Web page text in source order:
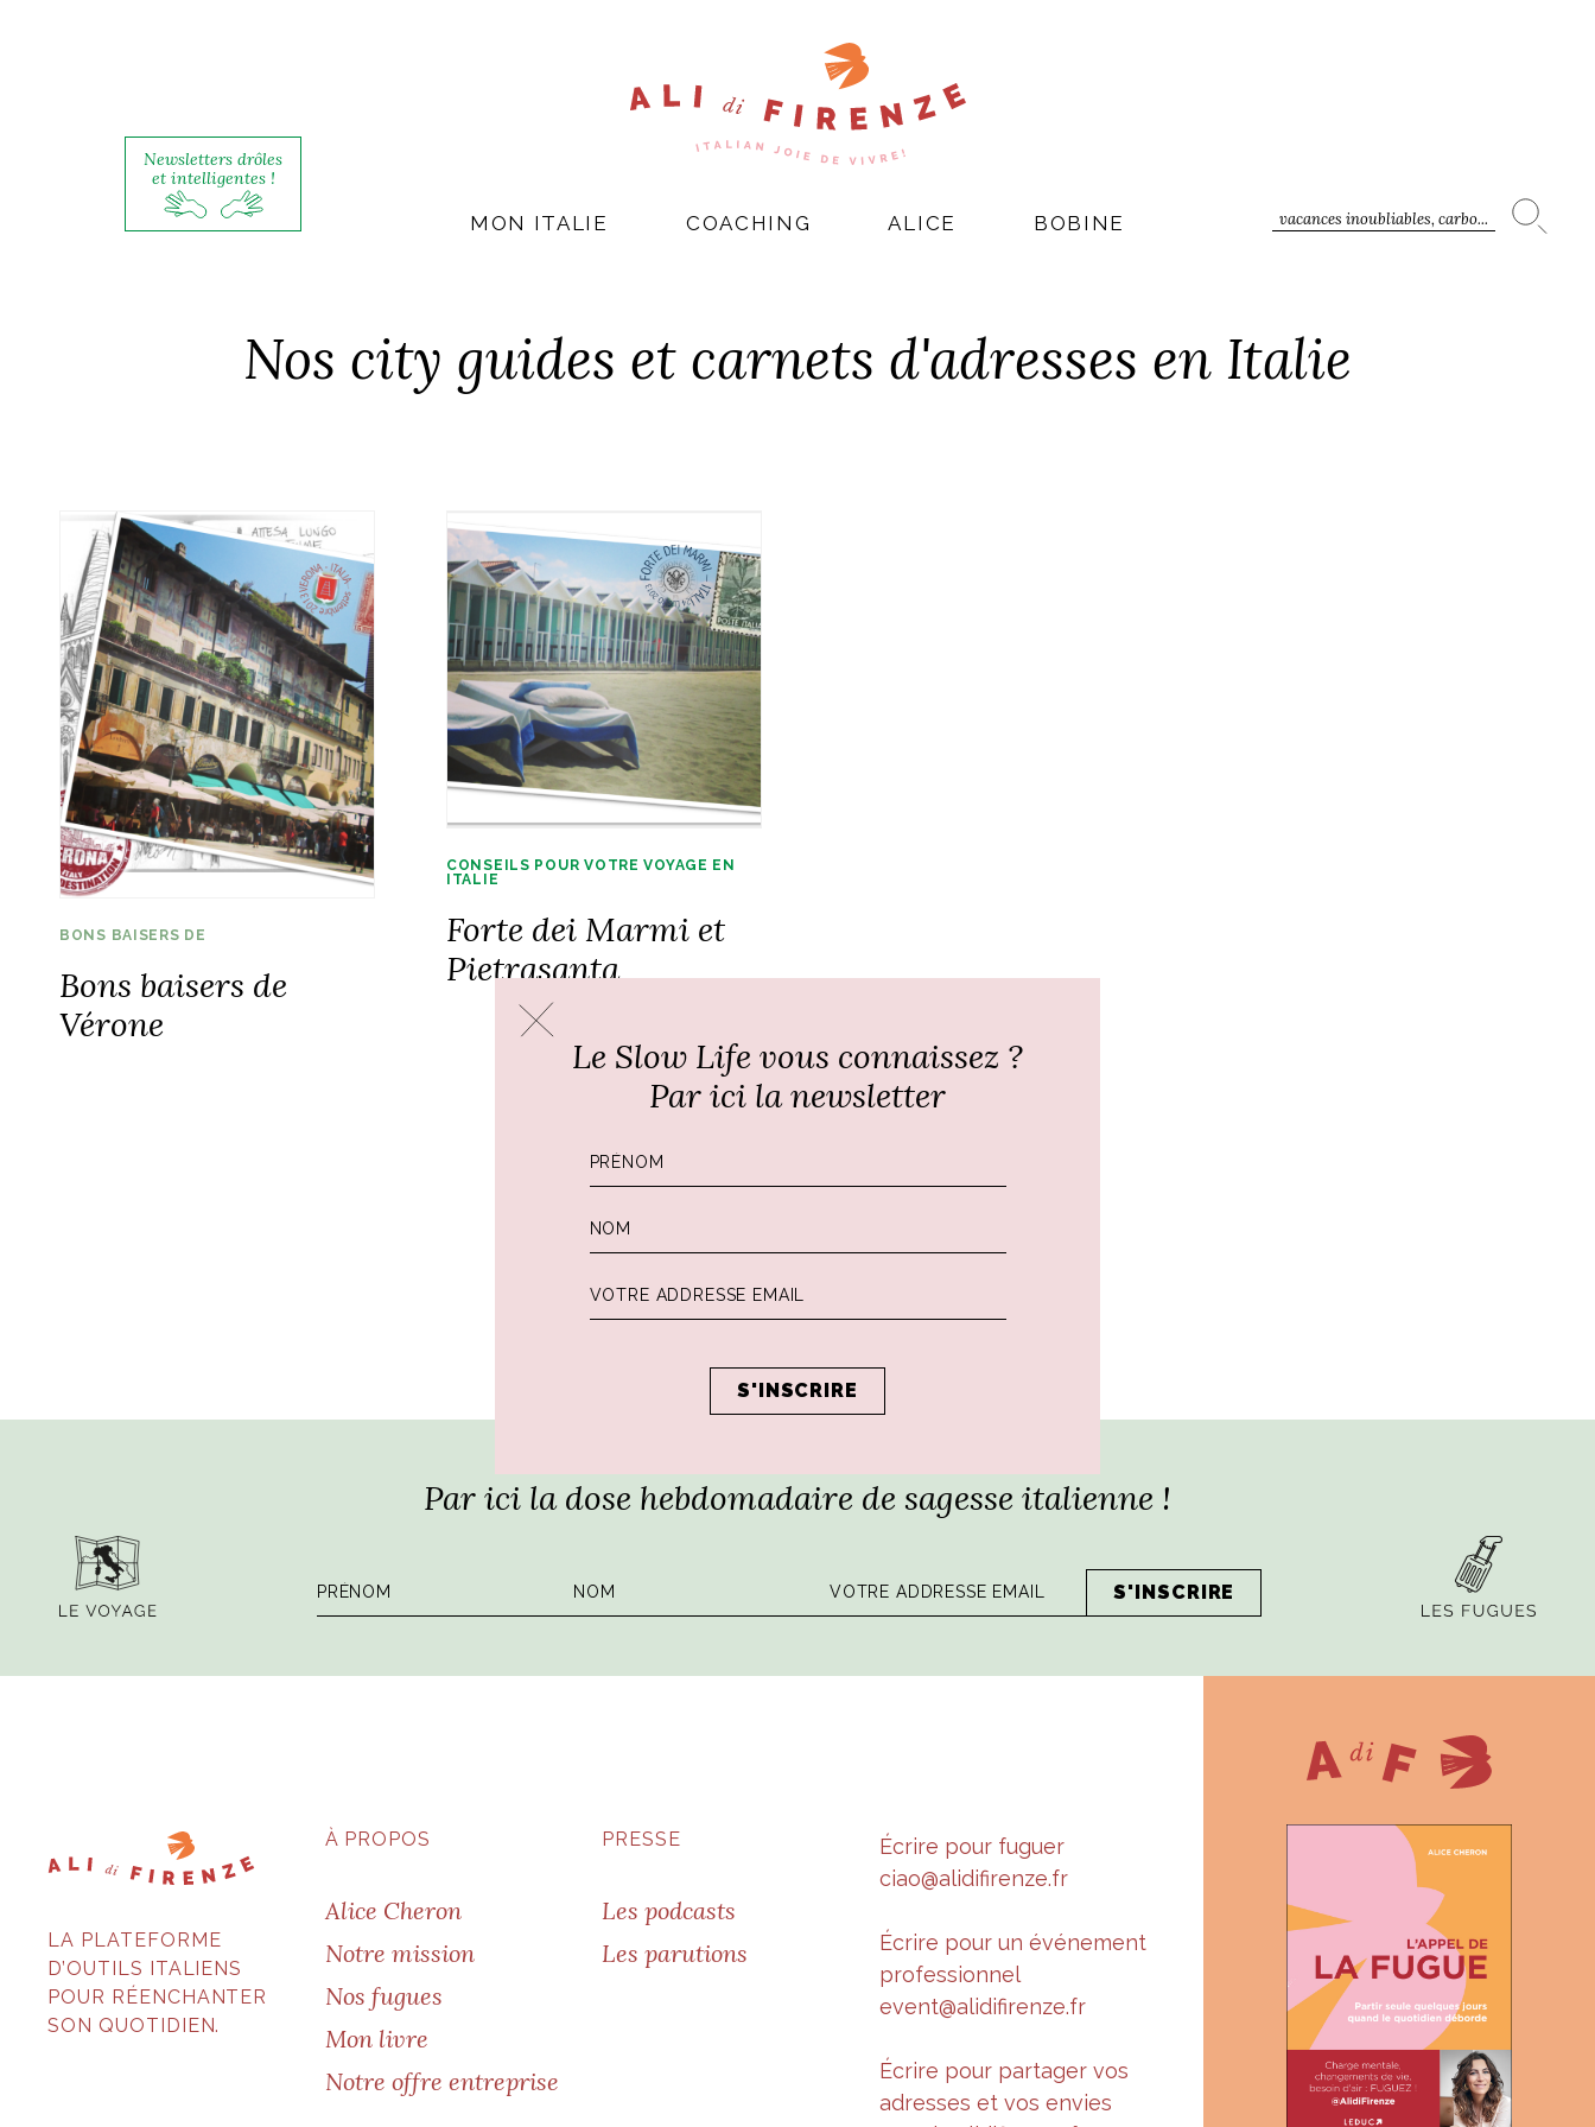
Newsletters drôles
et intelligentes !
vacances inoubliables, carbo...
MON ITALIE COACHING ALICE BOBINE
Nos city guides et carnets d'adresses en Italie
BONS BAISERS DE
Bons baisers de
Vérone
CONSEILS POUR VOTRE VOYAGE EN
ITALIE
Forte dei Marmi et
Pietrasanta
Pagination
des
publications
1 2 3
Par ici la dose hebdomadaire de sagesse italienne !
LA PLATEFORME
D’OUTILS ITALIENS
POUR RÉENCHANTER
SON QUOTIDIEN.
À PROPOS
Alice Cheron
Notre mission
Nos fugues
Mon livre
Notre offre entreprise
PRESSE
Les podcasts
Les parutions
Écrire pour fuguer
ciao@alidifirenze.fr
Écrire pour un événement
professionnel
event@alidifirenze.fr
Écrire pour partager vos
adresses et vos envies
Le Slow Life vous connaissez ?
Par ici la newsletter